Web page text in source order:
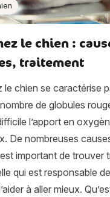
le chien :
traitement
le chien se caractérise
de globules
l’apport en
De nombreuses
important de trouver
qui est responsable
à aller mieux.